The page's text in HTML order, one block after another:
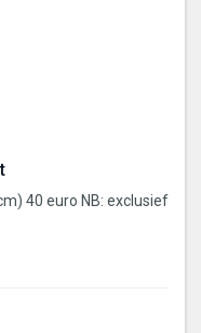
40 euro NB: exclusief